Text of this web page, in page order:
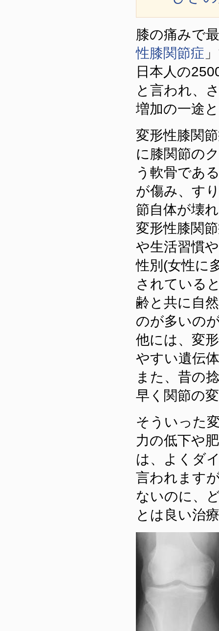
膝の痛みで
性膝関節症
日本人の
と言われ、
増加の一途
変形性膝関
に膝関節の
う軟骨であ
が傷み、す
節自体が壊
変形性膝関
や生活習慣
性別(女性に
されている
齢と共に自
のが多いの
他には、変
やすい遺伝
また、昔の
早く関節の
そういった
力の低下や
は、よくダ
言われます
ないのに、
とは良い治